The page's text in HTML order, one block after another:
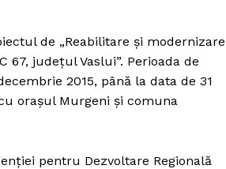
de „Reabilitare și modernizare
județul Vaslui”. Perioada de
2015, până la data de 31
orașul Murgeni și comuna
pentru Dezvoltare Regională